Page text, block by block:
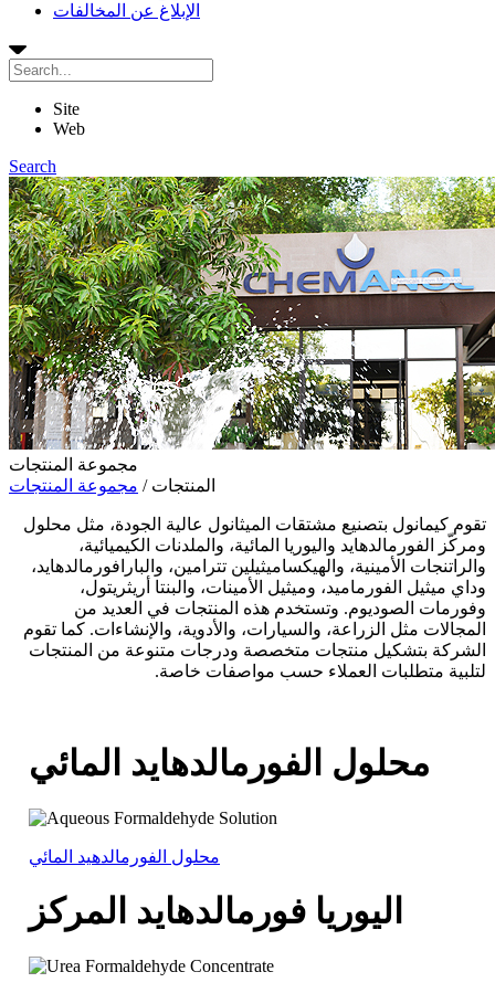
الإبلاغ عن المخالفات
Site
Web
Search
مجموعة المنتجات
المنتجات / مجموعة المنتجات
تقوم كيمانول بتصنيع مشتقات الميثانول عالية الجودة، مثل محلول
ومركّز الفورمالدهايد واليوريا المائية، والملدنات الكيميائية،
والراتنجات الأمينية، والهيكساميثيلين تترامين، والبارافورمالدهايد،
وداي ميثيل الفورماميد، وميثيل الأمينات، والبنتا أريثريتول،
وفورمات الصوديوم. وتستخدم هذه المنتجات في العديد من
المجالات مثل الزراعة، والسيارات، والأدوية، والإنشاءات. كما تقوم
الشركة بتشكيل منتجات متخصصة ودرجات متنوعة من المنتجات
لتلبية متطلبات العملاء حسب مواصفات خاصة.
محلول الفورمالدهايد المائي
محلول الفورمالدهيد المائي
اليوريا فورمالدهايد المركز